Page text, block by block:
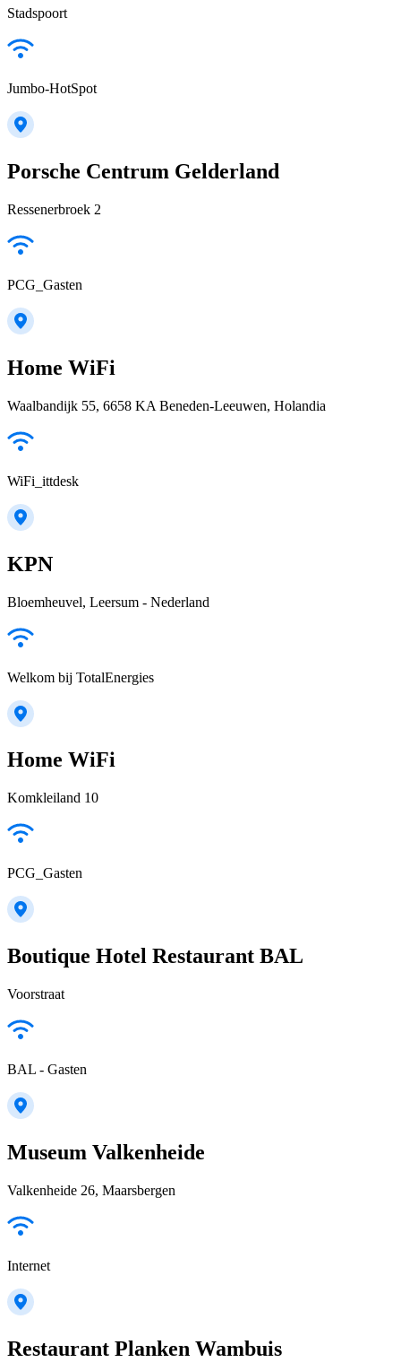
Stadspoort
Jumbo-HotSpot
Porsche Centrum Gelderland
Ressenerbroek 2
PCG_Gasten
Home WiFi
Waalbandijk 55, 6658 KA Beneden-Leeuwen, Holandia
WiFi_ittdesk
KPN
Bloemheuvel, Leersum - Nederland
Welkom bij TotalEnergies
Home WiFi
Komkleiland 10
PCG_Gasten
Boutique Hotel Restaurant BAL
Voorstraat
BAL - Gasten
Museum Valkenheide
Valkenheide 26, Maarsbergen
Internet
Restaurant Planken Wambuis